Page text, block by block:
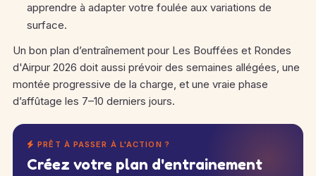
apprendre à adapter votre foulée aux variations de
surface.
Un bon plan d’entraînement pour Les Bouffées et Rondes
d'Airpur 2026 doit aussi prévoir des semaines allégées, une
montée progressive de la charge, et une vraie phase
d’affûtage les 7–10 derniers jours.
PRÊT À PASSER À L'ACTION ?
Créez votre plan d'entrainement